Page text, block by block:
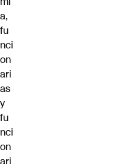
a,
fu
nci
on
ari
as
y
fu
nci
on
ari